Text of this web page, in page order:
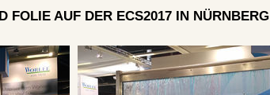
FOLIE AUF DER ECS2017 IN NÜRNBERG